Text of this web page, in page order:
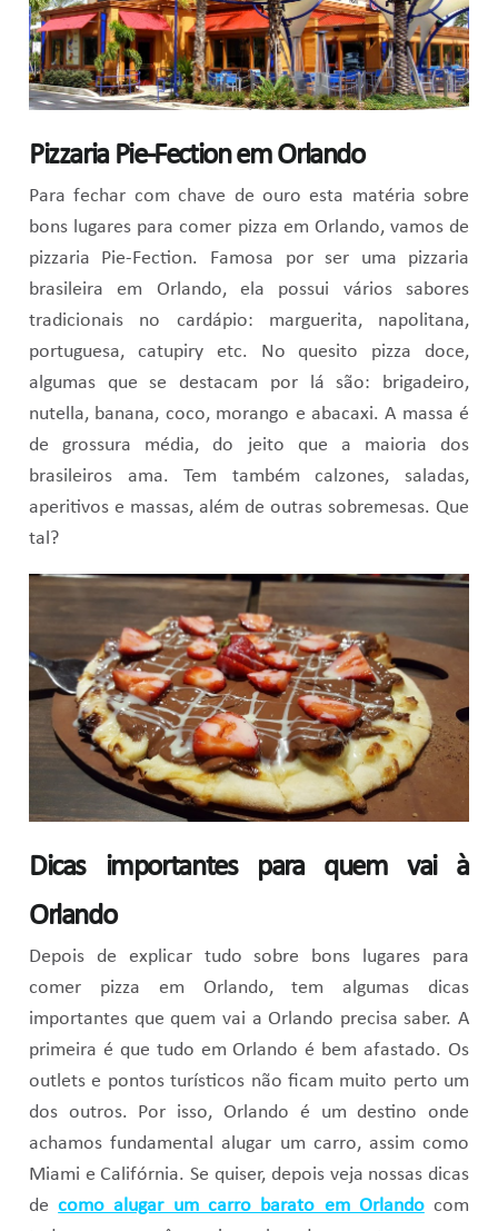
Pizzaria Pie-Fection em Orlando
Para fechar com chave de ouro esta matéria sobre
bons lugares para comer pizza em Orlando, vamos de
pizzaria Pie-Fection. Famosa por ser uma pizzaria
brasileira em Orlando, ela possui vários sabores
tradicionais no cardápio: marguerita, napolitana,
portuguesa, catupiry etc. No quesito pizza doce,
algumas que se destacam por lá são: brigadeiro,
nutella, banana, coco, morango e abacaxi. A massa é
de grossura média, do jeito que a maioria dos
brasileiros ama. Tem também calzones, saladas,
aperitivos e massas, além de outras sobremesas. Que
tal?
Dicas importantes para quem vai à
Orlando
Depois de explicar tudo sobre bons lugares para
comer pizza em Orlando, tem algumas dicas
importantes que quem vai a Orlando precisa saber. A
primeira é que tudo em Orlando é bem afastado. Os
outlets e pontos turísticos não ficam muito perto um
dos outros. Por isso, Orlando é um destino onde
achamos fundamental alugar um carro, assim como
Miami e Califórnia. Se quiser, depois veja nossas dicas
decomo alugar um carro barato em Orlandocom